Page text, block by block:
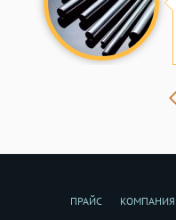
ПРАЙС КОМПАНИЯ